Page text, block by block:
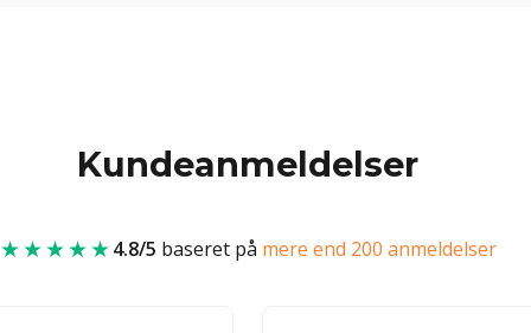
Kundeanmeldelser
★★★★★4.8/5 baseret på mere end 200 anmeldelser